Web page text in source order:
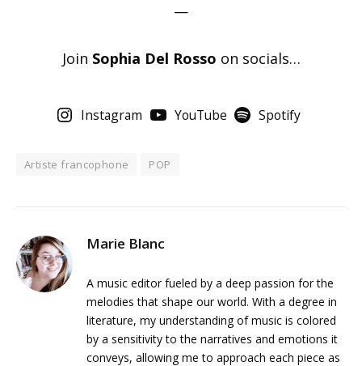
—
Join Sophia Del Rosso on socials…
Instagram YouTube Spotify
Artiste francophone POP
Marie Blanc
A music editor fueled by a deep passion for the
melodies that shape our world. With a degree in
literature, my understanding of music is colored
by a sensitivity to the narratives and emotions it
conveys, allowing me to approach each piece as